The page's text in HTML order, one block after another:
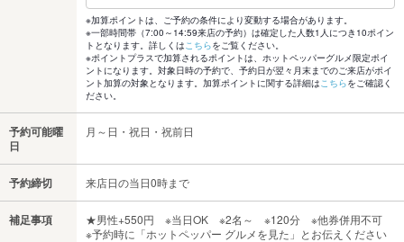
※加算ポイントは、ご予約の条件により変動する場合があります。
※一部時間帯（7:00～14:59来店の予約）は確定した人数1人につき10ポイン
トとなります。詳しくはこちらをご覧ください。
※ポイントプラスで加算されるポイントは、ホットペッパーグルメ限定ポイ
ントになります。対象日時の予約で、予約日が翌々月末までのご来店がポイ
ント加算の対象となります。加算ポイントに関する詳細はこちらをご確認く
ださい。
予約可能曜
日
月～日・祝日・祝前日
予約締切 来店日の当日0時まで
補足事項
★男性+550円 ※当日OK ※2名～ ※120分 ※他券併用不可
※予約時に「ホットペッパー グルメを見た」とお伝えください